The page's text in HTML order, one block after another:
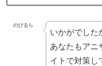
のびるら
いかがでした
あなたもアニ
イトで対策し